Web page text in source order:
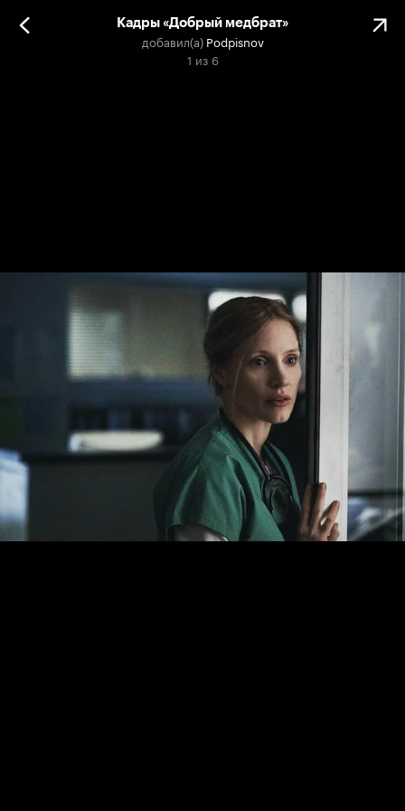
Кадры «Добрый медбрат»
добавил(а) Podpisnov
1 из 6